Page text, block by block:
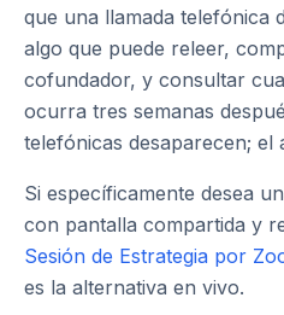
que una llamada telefónica
algo que puede releer,
cofundador, y consultar
ocurra tres semanas
telefónicas desaparecen; el
Si específicamente desea
con pantalla compartida y
Sesión de Estrategia por
es la alternativa en vivo.